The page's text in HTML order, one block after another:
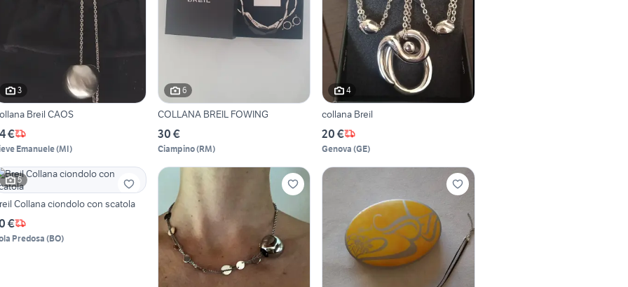
3
Breil CAOS
€
Emanuele(MI)
6
COLLANA BREIL FOWING
30 €
Ciampino(RM)
4
collana Breil
20 €
Genova (GE)
5
Collana ciondolo con scatola
€
Predosa (BO)